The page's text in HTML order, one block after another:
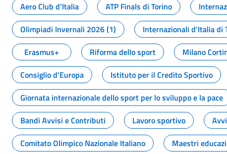
Aero Club d'Italia
ATP Finals di Torino
Olimpiadi Invernali 2026 (1)
Internazionali d'Italia di
Erasmus+
Riforma dello sport Milano
Consiglio d'Europa
Istituto per il Credito Sportivo
Giornata internazionale dello sport per lo sviluppo e la pace
Bandi Avvisi e Contributi
Lavoro sportivo
Comitato Olimpico Nazionale Italiano
Maestri